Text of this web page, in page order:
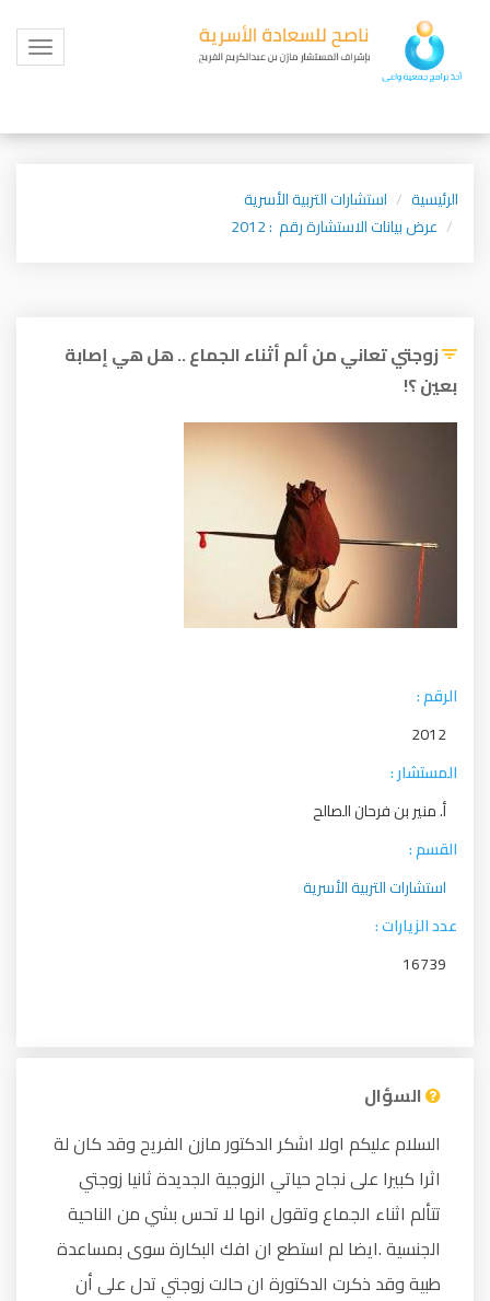
Toggle
الرئيسية
استشارات التربية الأسرية
عرض بيانات الاستشارة رقم : 2012
زوجتي تعاني من ألم أثناء الجماع .. هل هي إصابة
بعين ؟!
الرقم :
2012
المستشار :
أ. منير بن فرحان الصالح
القسم :
استشارات التربية الأسرية
عدد الزيارات :
16739
السؤال
السلام عليكم اولا اشكر الدكتور مازن الفريح وقد كان لة
اثرا كبيرا على نجاح حياتي الزوجية الجديدة ثانيا زوجتي
تتألم اثناء الجماع وتقول انها لا تحس بشي من الناحية
الجنسية .ايضا لم استطع ان افك البكارة سوى بمساعدة
طبية وقد ذكرت الدكتورة ان حالت زوجتي تدل على أن